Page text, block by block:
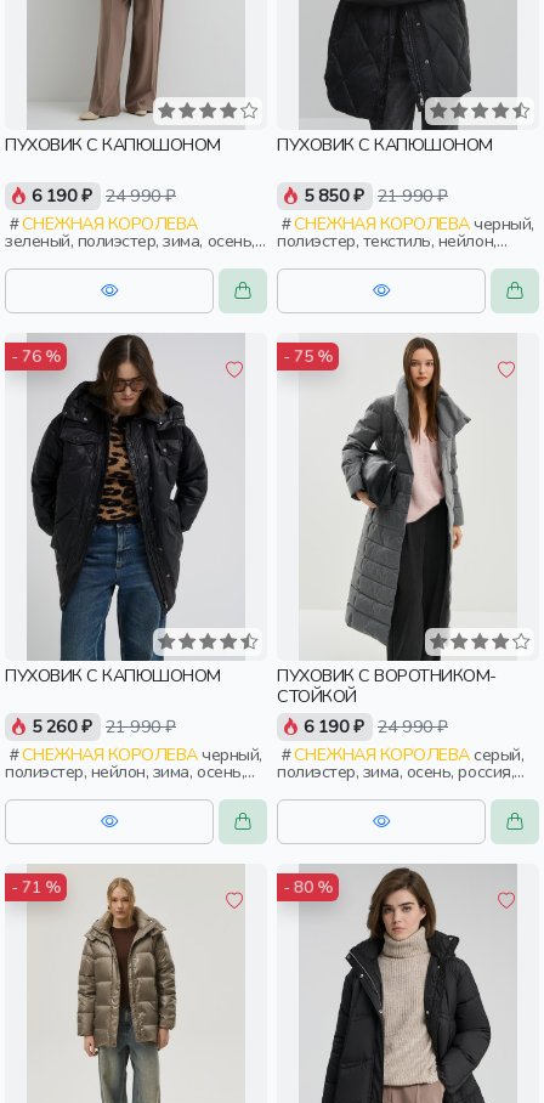
ПУХОВИК С КАПЮШОНОМ
6 190 ₽ 24 990 ₽
СНЕЖНАЯ КОРОЛЕВА
зеленый, полиэстер, зима, осень,
россия, капюшон, застежка,
утепленные, стеганые, прорези,
карман, объемные, женщины,
взрослые
ПУХОВИК С КАПЮШОНОМ
5 850 ₽ 21 990 ₽
СНЕЖНАЯ КОРОЛЕВАчерный,
полиэстер, текстиль, нейлон,
зима, осень, россия, прямые,
капюшон, застежка, утепленные,
стеганые, кнопки, прорези,
карман, воротник, женщины,
- 76 %
ПУХОВИК С КАПЮШОНОМ
5 260 ₽ 21 990 ₽
СНЕЖНАЯ КОРОЛЕВАчерный,
полиэстер, нейлон, зима, осень,
россия, прямые, капюшон,
застежка, утепленные, стеганые,
кнопки, прорези, карман,
воротник, женщины, взрослые
- 75 %
ПУХОВИК С ВОРОТНИКОМ-
СТОЙКОЙ
6 190 ₽ 24 990 ₽
СНЕЖНАЯ КОРОЛЕВАсерый,
полиэстер, зима, осень, россия,
прямые, застежка, кнопки,
прорези, карман, воротник,
воротник-стойка, женщины,
взрослые
- 71 % - 80 %